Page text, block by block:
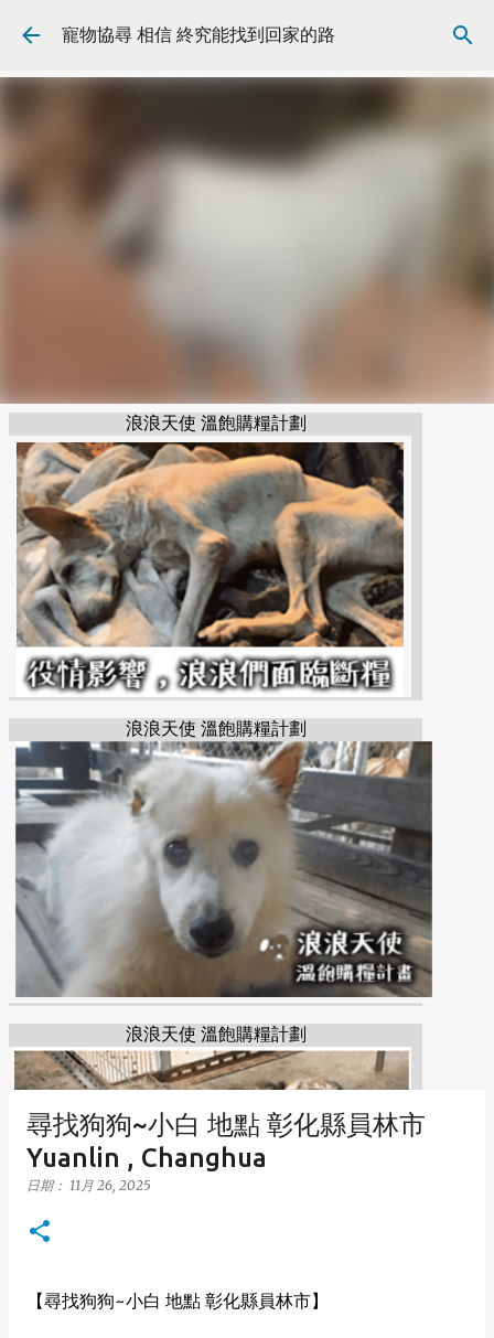
跳到主要內容
寵物協尋 相信 終究能找到回家的路
浪浪天使 溫飽購糧計劃
浪浪天使 溫飽購糧計劃
浪浪天使 溫飽購糧計劃
尋找狗狗~小白 地點 彰化縣員林市
Yuanlin , Changhua
日期： 11月 26, 2025
【尋找狗狗~小白 地點 彰化縣員林市】